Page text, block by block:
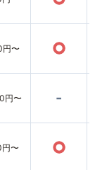
円〜 ○
円〜 -
〜 ○